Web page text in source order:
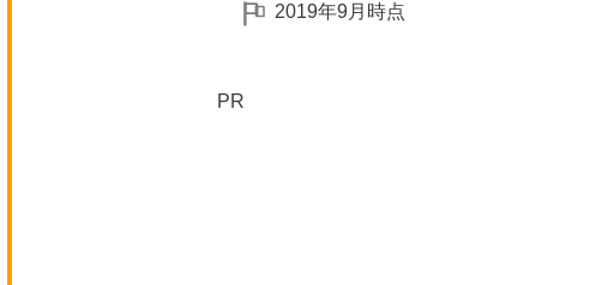
2019年9月時点
PR